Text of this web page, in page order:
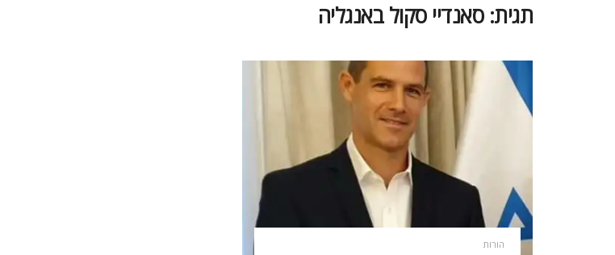
תגית:סאנדיי סקול באנגליה
הורות